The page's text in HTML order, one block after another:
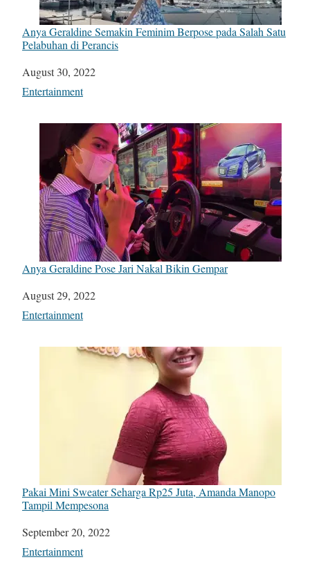
Anya Geraldine Semakin Feminim Berpose pada Salah Satu
Pelabuhan di Perancis
Date
August 30, 2022
In relation to
Entertainment
Anya Geraldine Pose Jari Nakal Bikin Gempar
Date
August 29, 2022
In relation to
Entertainment
Pakai Mini Sweater Seharga Rp25 Juta, Amanda Manopo
Tampil Mempesona
Date
September 20, 2022
In relation to
Entertainment